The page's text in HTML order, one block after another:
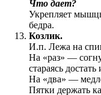
Что дает?
Укрепляет
бедра.
Козлик.
И.п. Лежа на
На «раз» —
стараясь
На «два» —
Пятки держать